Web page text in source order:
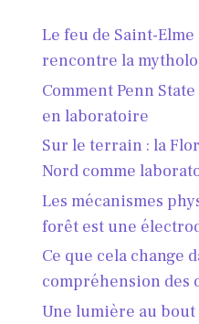
Le feu de Saint-
rencontre la
Comment Penn
en laboratoire
Sur le terrain : la
Nord comme
Les mécanismes
forêt est une
Ce que cela change
compréhension des
Une lumière au bout